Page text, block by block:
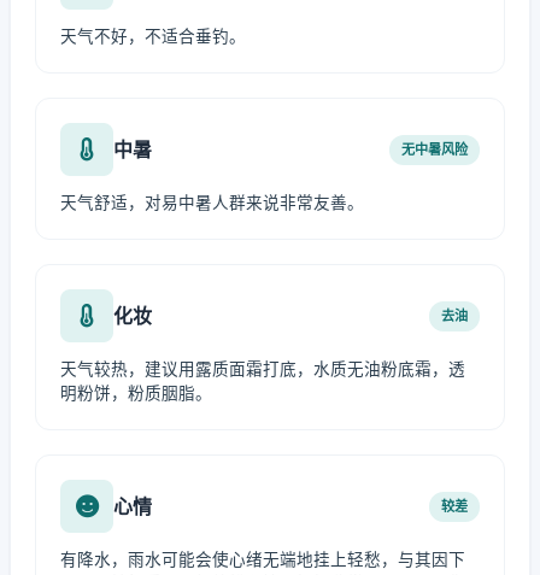
天气不好，不适合垂钓。
中暑 无中暑风险
天气舒适，对易中暑人群来说非常友善。
化妆 去油
天气较热，建议用露质面霜打底，水质无油粉底霜，透
明粉饼，粉质胭脂。
心情 较差
有降水，雨水可能会使心绪无端地挂上轻愁，与其因下